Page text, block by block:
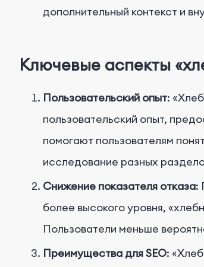
дополнительный контекст и
Ключевые аспекты
Пользовательский опыт:
пользовательский опыт,
помогают пользователям
исследование разных
Снижение показателя отказа:
более высокого уровня,
Пользователи меньше
Преимущества для SEO: